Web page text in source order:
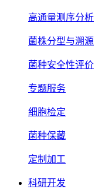
高通量测序分析
菌株分型与溯源
菌种安全性评价
专题服务
细胞检定
菌种保藏
定制加工
科研开发